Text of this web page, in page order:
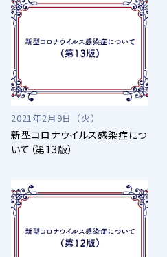
2021年2月9日（火）
新型コロナウイルス感染症につ
いて（第13版）